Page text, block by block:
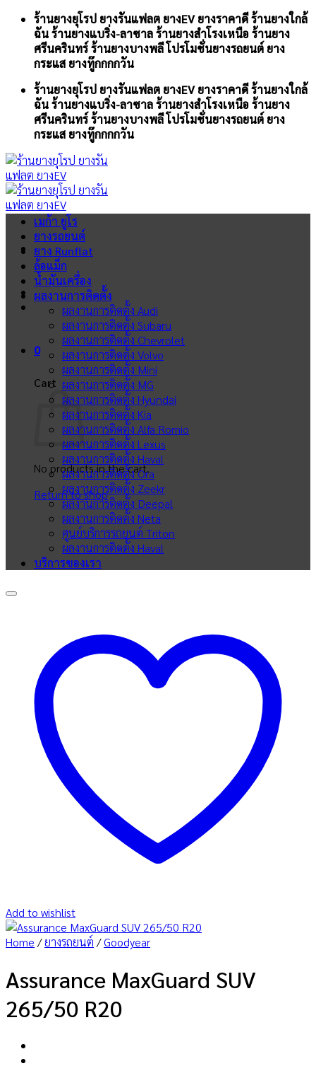
Skip
content
ร้านยางยุโรป ยางรันแฟลต ยางEV ยางราคาดี ร้านยางใกล้
ฉัน ร้านยางแบริ่ง-ลาซาล ร้านยางสำโรงเหนือ ร้านยาง
ศรีนครินทร์ ร้านยางบางพลี โปรโมชั่นยางรถยนต์ ยาง
กระแส ยางทู๊กกกกวัน
ร้านยางยุโรป ยางรันแฟลต ยางEV ยางราคาดี ร้านยางใกล้
ฉัน ร้านยางแบริ่ง-ลาซาล ร้านยางสำโรงเหนือ ร้านยาง
ศรีนครินทร์ ร้านยางบางพลี โปรโมชั่นยางรถยนต์ ยาง
กระแส ยางทู๊กกกกวัน
0
Cart
No products in the cart.
Return to shop
เมก้า ยูโร
ยางรถยนต์
ยาง Runflat
ล้อแม็ก
น้ำมันเครื่อง
ผลงานการติดตั้ง
ผลงานการติดตั้ง Audi
ผลงานการติดตั้ง Subaru
ผลงานการติดตั้ง Chevrolet
ผลงานการติดตั้ง Volvo
ผลงานการติดตั้ง Mini
ผลงานการติดตั้ง MG
ผลงานการติดตั้ง Hyundai
ผลงานการติดตั้ง Kia
ผลงานการติดตั้ง Alfa Romio
ผลงานการติดตั้ง Lexus
ผลงานการติดตั้ง Haval
ผลงานการติดตั้ง Ora
ผลงานการติดตั้ง Zeekr
ผลงานการติดตั้ง Deepal
ผลงานการติดตั้ง Neta
ศูนย์บริการรถยนต์ Triton
ผลงานการติดตั้ง Haval
บริการของเรา
Add to wishlist
Home /ยางรถยนต์ /Goodyear
Assurance MaxGuard SUV
265/50 R20